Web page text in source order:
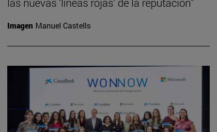
las nuevas ‘líneas rojas’ de la reputación"
Imagen Manuel Castells